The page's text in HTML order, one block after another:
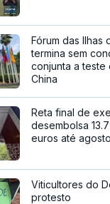
Fórum das Ilhas
termina sem
conjunta a teste
China
Reta final de
desembolsa
euros até agosto
Viticultores do
protesto